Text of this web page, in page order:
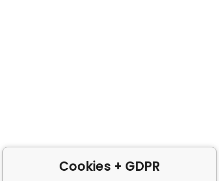
Cookies + GDPR